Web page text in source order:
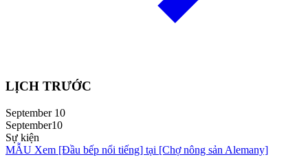
LỊCH TRƯỚC
September 10
September10
Sự kiện
MẪU Xem [Đầu bếp nổi tiếng] tại [Chợ nông sản Alemany]